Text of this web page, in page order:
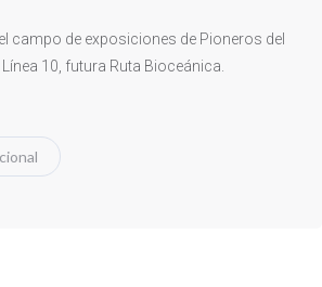
campo de exposiciones de Pioneros del
10, futura Ruta Bioceánica.